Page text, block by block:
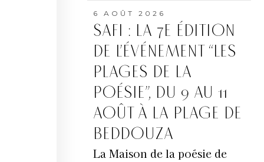
6 AOÛT 2026
SAFI : LA 7E ÉDITION
DE L’ÉVÉNEMENT “LES
PLAGES DE LA
POÉSIE”, DU 9 AU 11
AOÛT À LA PLAGE DE
BEDDOUZA
La Maison de la poésie de